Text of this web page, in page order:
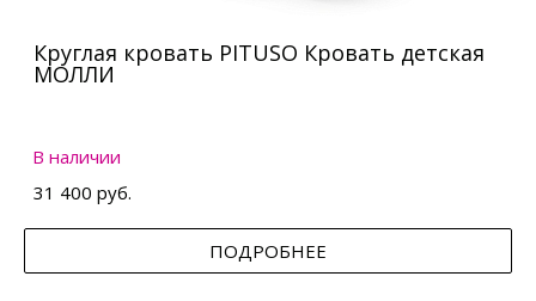
Круглая кровать PITUSO Кровать детская
МОЛЛИ
В наличии
31 400 руб.
ПОДРОБНЕЕ